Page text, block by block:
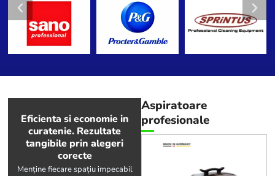
Eficienta si economie in
curatenie. Rezultate
tangibile prin alegeri
corecte
Menține fiecare spațiu impecabil
Aspiratoare
profesionale